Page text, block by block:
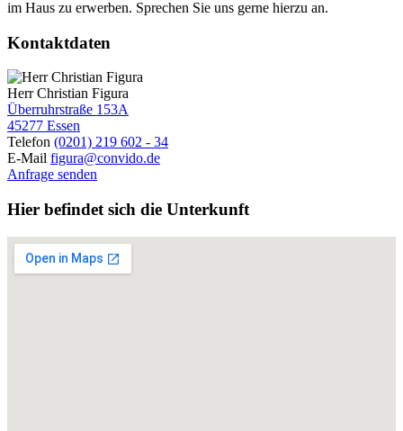
im Haus zu erwerben. Sprechen Sie uns gerne hierzu an.
Kontaktdaten
Herr Christian Figura
Überruhrstraße 153A
45277 Essen
Telefon (0201) 219 602 - 34
E-Mail figura@convido.de
Anfrage senden
Hier befindet sich die Unterkunft